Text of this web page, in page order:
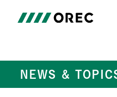
NEWS &